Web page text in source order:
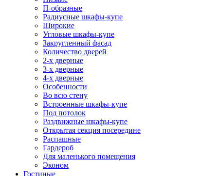
П-образные
Радиусные шкафы-купе
Широкие
Угловые шкафы-купе
Закругленный фасад
Количество дверей
2-х дверные
3-х дверные
4-х дверные
Особенности
Во всю стену
Встроенные шкафы-купе
Под потолок
Раздвижные шкафы-купе
Открытая секция посередине
Распашные
Гардероб
Для маленького помещения
Эконом
Гостиные